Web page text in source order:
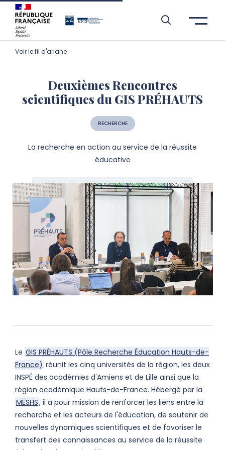
Aller à l’entête de page
Aller au menu principale
Aller au contenu principal
Aller à la recherche
Passer aux cookies
Aller au pied de page
Voir le fil d'ariane
Deuxièmes Rencontres
scientifiques du GIS PRÉHAUTS
RECHERCHE
La recherche en action au service de la réussite
éducative
Le GIS PRÉHAUTS (Pôle Recherche Éducation Hauts-de-
France) réunit les cinq universités de la région, les deux
INSPÉ des académies d'Amiens et de Lille ainsi que la
région académique Hauts-de-France. Hébergé par la
MESHS, il a pour mission de renforcer les liens entre la
recherche et les acteurs de l'éducation, de soutenir de
nouvelles dynamiques scientifiques et de favoriser le
transfert des connaissances au service de la réussite